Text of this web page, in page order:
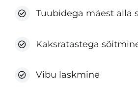
Tuubidega mäest alla
Kaksratastega
Vibu laskmine